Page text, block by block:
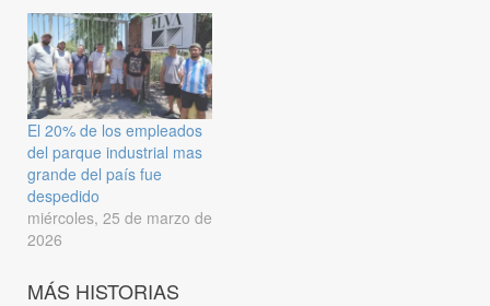
El 20% de los empleados
del parque industrial mas
grande del país fue
despedido
miércoles, 25 de marzo de
2026
MÁS HISTORIAS